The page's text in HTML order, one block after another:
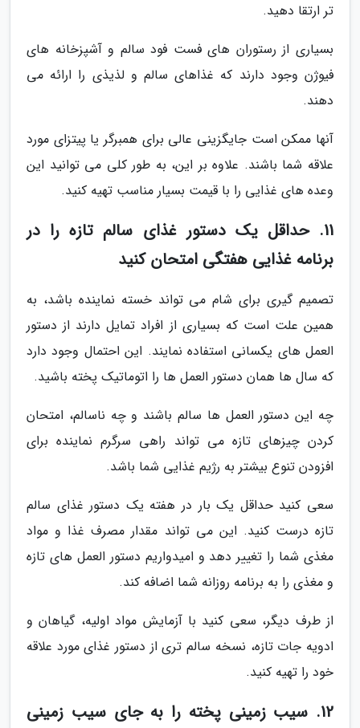
تر ارتقا دهید.
بسیاری از رستوران های فست فود سالم و آشپزخانه های
فیوژن وجود دارند که غذاهای سالم و لذیذی را ارائه می
دهند.
آنها ممکن است جایگزینی عالی برای همبرگر یا پیتزای مورد
علاقه شما باشند. علاوه بر این، به طور کلی می توانید این
وعده های غذایی را با قیمت بسیار مناسب تهیه کنید.
11. حداقل یک دستور غذای سالم تازه را در
برنامه غذایی هفتگی امتحان کنید
تصمیم گیری برای شام می تواند خسته نماینده باشد، به
همین علت است که بسیاری از افراد تمایل دارند از دستور
العمل های یکسانی استفاده نمایند. این احتمال وجود دارد
که سال ها همان دستور العمل ها را اتوماتیک پخته باشید.
چه این دستور العمل ها سالم باشند و چه ناسالم، امتحان
کردن چیزهای تازه می تواند راهی سرگرم نماینده برای
افزودن تنوع بیشتر به رژیم غذایی شما باشد.
سعی کنید حداقل یک بار در هفته یک دستور غذای سالم
تازه درست کنید. این می تواند مقدار مصرف غذا و مواد
مغذی شما را تغییر دهد و امیدواریم دستور العمل های تازه
و مغذی را به برنامه روزانه شما اضافه کند.
از طرف دیگر، سعی کنید با آزمایش مواد اولیه، گیاهان و
ادویه جات تازه، نسخه سالم تری از دستور غذای مورد علاقه
خود را تهیه کنید.
12. سیب زمینی پخته را به جای سیب زمینی